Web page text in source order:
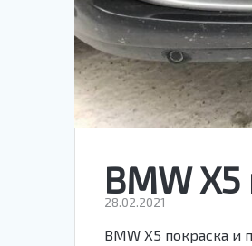
BMW
28.02.2021
BMW X5 покраска и